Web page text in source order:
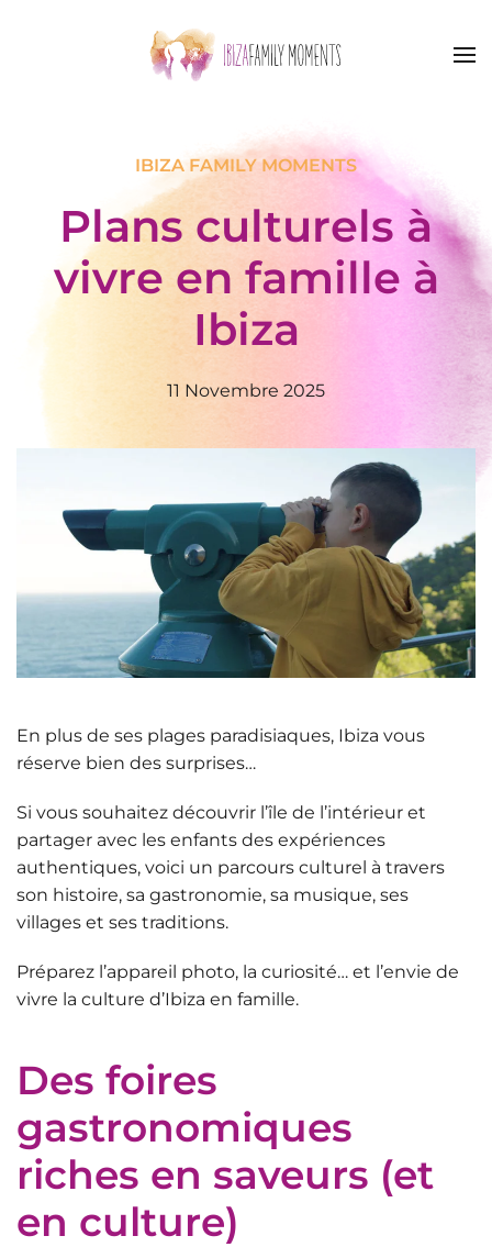
Accéder au contenu principal
IBIZA FAMILY MOMENTS
Plans culturels à
vivre en famille à
Ibiza
11 Novembre 2025
En plus de ses plages paradisiaques, Ibiza vous
réserve bien des surprises…
Si vous souhaitez découvrir l’île de l’intérieur et
partager avec les enfants des expériences
authentiques, voici un parcours culturel à travers
son histoire, sa gastronomie, sa musique, ses
villages et ses traditions.
Préparez l’appareil photo, la curiosité… et l’envie de
vivre la culture d’Ibiza en famille.
Des foires
gastronomiques
riches en saveurs (et
en culture)